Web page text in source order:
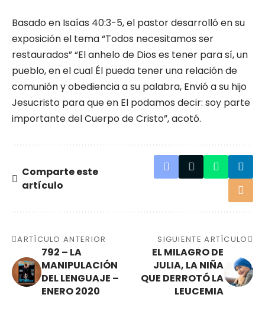
Basado en Isaías 40:3-5, el pastor desarrolló en su
exposición el tema “Todos necesitamos ser
restaurados” “El anhelo de Dios es tener para sí, un
pueblo, en el cual Él pueda tener una relación de
comunión y obediencia a su palabra, Envió a su hijo
Jesucristo para que en El podamos decir: soy parte
importante del Cuerpo de Cristo”, acotó.
Comparte este
artículo
ARTÍCULO ANTERIOR
792 – LA
MANIPULACIÓN
DEL LENGUAJE –
ENERO 2020
SIGUIENTE ARTÍCULO
EL MILAGRO DE
JULIA, LA NIÑA
QUE DERROTÓ LA
LEUCEMIA